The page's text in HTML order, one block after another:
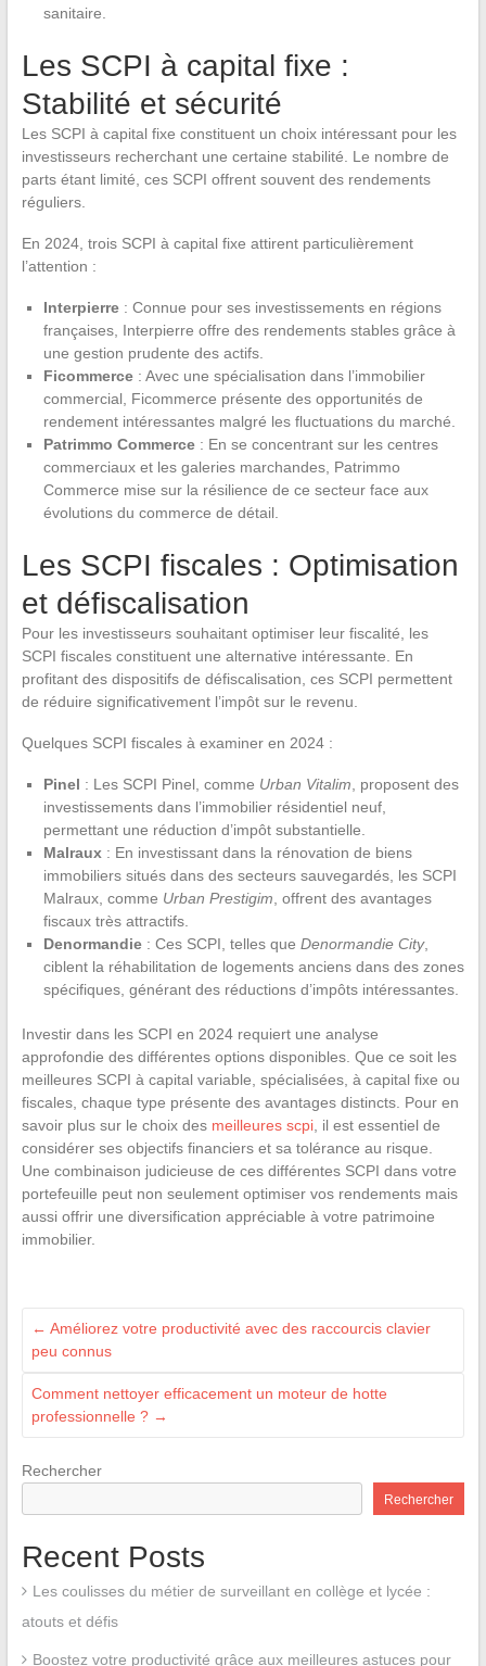
sanitaire.
Les SCPI à capital fixe :
Stabilité et sécurité
Les SCPI à capital fixe constituent un choix intéressant pour les
investisseurs recherchant une certaine stabilité. Le nombre de
parts étant limité, ces SCPI offrent souvent des rendements
réguliers.
En 2024, trois SCPI à capital fixe attirent particulièrement
l’attention :
Interpierre: Connue pour ses investissements en régions
françaises, Interpierre offre des rendements stables grâce à
une gestion prudente des actifs.
Ficommerce: Avec une spécialisation dans l’immobilier
commercial, Ficommerce présente des opportunités de
rendement intéressantes malgré les fluctuations du marché.
Patrimmo Commerce: En se concentrant sur les centres
commerciaux et les galeries marchandes, Patrimmo
Commerce mise sur la résilience de ce secteur face aux
évolutions du commerce de détail.
Les SCPI fiscales : Optimisation
et défiscalisation
Pour les investisseurs souhaitant optimiser leur fiscalité, les
SCPI fiscales constituent une alternative intéressante. En
profitant des dispositifs de défiscalisation, ces SCPI permettent
de réduire significativement l’impôt sur le revenu.
Quelques SCPI fiscales à examiner en 2024 :
Pinel : Les SCPI Pinel, comme Urban Vitalim , proposent des
investissements dans l’immobilier résidentiel neuf,
permettant une réduction d’impôt substantielle.
Malraux: En investissant dans la rénovation de biens
immobiliers situés dans des secteurs sauvegardés, les SCPI
Malraux, comme Urban Prestigim , offrent des avantages
fiscaux très attractifs.
Denormandie: Ces SCPI, telles que Denormandie City,
ciblent la réhabilitation de logements anciens dans des zones
spécifiques, générant des réductions d’impôts intéressantes.
Investir dans les SCPI en 2024 requiert une analyse
approfondie des différentes options disponibles. Que ce soit les
meilleures SCPI à capital variable, spécialisées, à capital fixe ou
fiscales, chaque type présente des avantages distincts. Pour en
savoir plus sur le choix des meilleures scpi, il est essentiel de
considérer ses objectifs financiers et sa tolérance au risque.
Une combinaison judicieuse de ces différentes SCPI dans votre
portefeuille peut non seulement optimiser vos rendements mais
aussi offrir une diversification appréciable à votre patrimoine
immobilier.
← Améliorez votre productivité avec des raccourcis clavier
peu connus
Comment nettoyer efficacement un moteur de hotte
professionnelle ? →
Rechercher
Rechercher
Recent Posts
Les coulisses du métier de surveillant en collège et lycée :
atouts et défis
Boostez votre productivité grâce aux meilleures astuces pour